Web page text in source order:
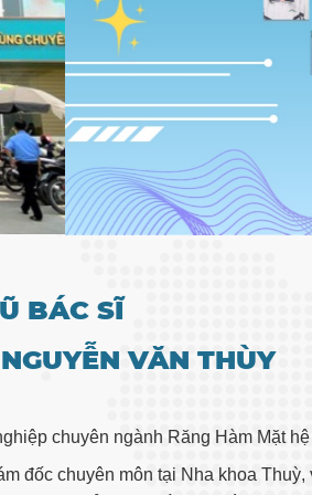
BÁC SĨ
VĂN THÙY
chuyên ngành Răng Hàm Mặt
đốc chuyên môn tại Nha khoa